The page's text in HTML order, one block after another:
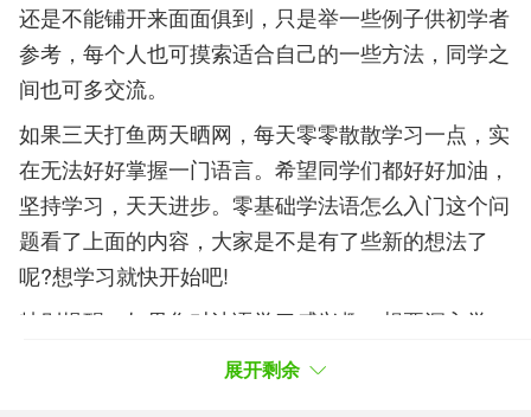
还是不能铺开来面面俱到，只是举一些例子供初学者
参考，每个人也可摸索适合自己的一些方法，同学之
间也可多交流。
如果三天打鱼两天晒网，每天零零散散学习一点，实
在无法好好掌握一门语言。希望同学们都好好加油，
坚持学习，天天进步。零基础学法语怎么入门这个问
题看了上面的内容，大家是不是有了些新的想法了
呢?想学习就快开始吧!
特别提醒：如果您对法语学习感兴趣，想要深入学
习，可以了解沪江网校精品课程，量身定制高效实用
的个性化学习方案，专属督导全程伴学，扫一扫领
展开剩余